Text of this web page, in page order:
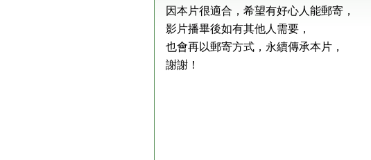
因本片很適合，希望有好心人能郵寄，
影片播畢後如有其他人需要，
也會再以郵寄方式，永續傳承本片，
謝謝！